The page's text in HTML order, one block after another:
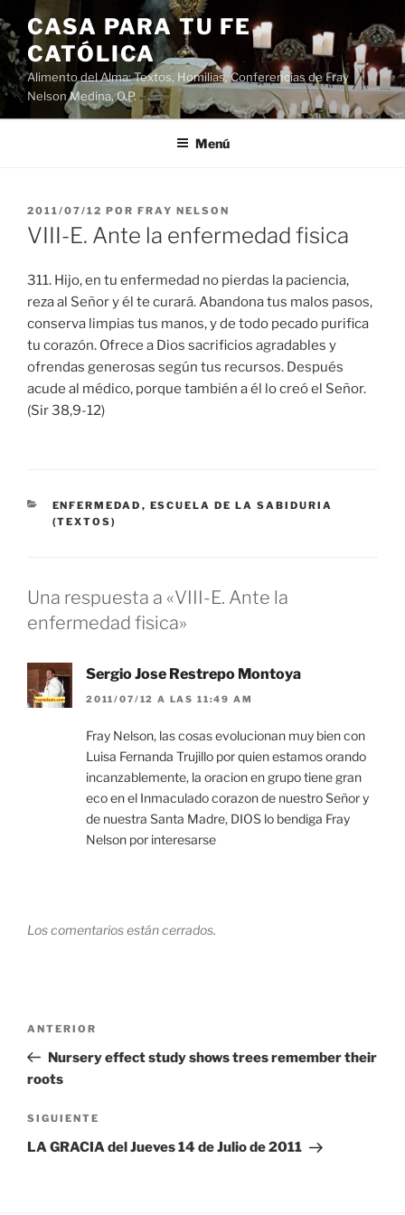
Saltar
al
contenido
CASA PARA TU FE
CATÓLICA
Alimento del Alma: Textos, Homilias, Conferencias de Fray
Nelson Medina, O.P.
Menú
PUBLICADO
EL
2011/07/12 POR FRAY NELSON
VIII-E. Ante la enfermedad fisica
311. Hijo, en tu enfermedad no pierdas la paciencia,
reza al Señor y él te curará. Abandona tus malos pasos,
conserva limpias tus manos, y de todo pecado purifica
tu corazón. Ofrece a Dios sacrificios agradables y
ofrendas generosas según tus recursos. Después
acude al médico, porque también a él lo creó el Señor.
(Sir 38,9-12)
CATEGORÍAS
ENFERMEDAD , ESCUELA DE LA SABIDURIA
(TEXTOS)
Una respuesta a «VIII-E. Ante la
enfermedad fisica»
Sergio Jose Restrepo Montoya
2011/07/12 A LAS 11:49 AM
Fray Nelson, las cosas evolucionan muy bien con
Luisa Fernanda Trujillo por quien estamos orando
incanzablemente, la oracion en grupo tiene gran
eco en el Inmaculado corazon de nuestro Señor y
de nuestra Santa Madre, DIOS lo bendiga Fray
Nelson por interesarse
Los comentarios están cerrados.
entradas
Entrada
anterior:
ANTERIOR
Nursery effect study shows trees remember their
roots
Siguiente
entrada
SIGUIENTE
LA GRACIA del Jueves 14 de Julio de 2011